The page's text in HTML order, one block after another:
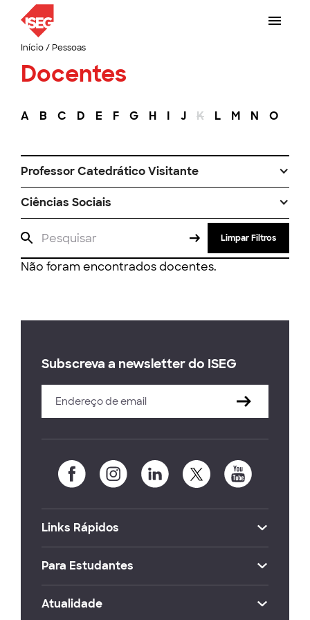
Início/ Pessoas
Docentes
A B C D E F G H I J K L M N O
Professor Catedrático Visitante
Ciências Sociais
Limpar Filtros
Não foram encontrados docentes.
Subscreva a newsletter do ISEG
Links Rápidos
Para Estudantes
Atualidade